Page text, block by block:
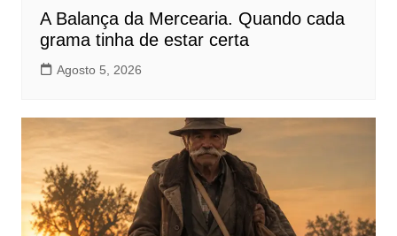
A Balança da Mercearia. Quando cada
grama tinha de estar certa
Agosto 5, 2026